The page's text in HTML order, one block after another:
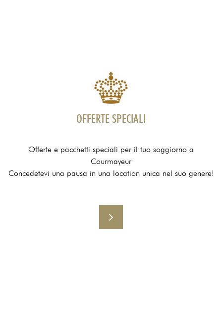
OFFERTE SPECIALI
Offerte e pacchetti speciali per il tuo soggiorno a
Courmayeur
Concedetevi una pausa in una location unica nel suo genere!